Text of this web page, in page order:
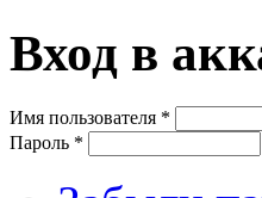
Вход в
Имя пользователя *
Пароль *